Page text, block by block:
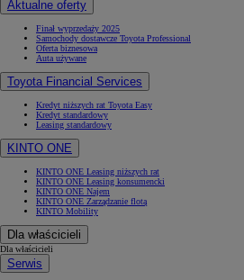
Aktualne oferty
Finał wyprzedaży 2025
Samochody dostawcze Toyota Professional
Oferta biznesowa
Auta używane
Toyota Financial Services
Kredyt niższych rat Toyota Easy
Kredyt standardowy
Leasing standardowy
KINTO ONE
KINTO ONE Leasing niższych rat
KINTO ONE Leasing konsumencki
KINTO ONE Najem
KINTO ONE Zarządzanie flotą
KINTO Mobility
Dla właścicieli
Dla właścicieli
Serwis